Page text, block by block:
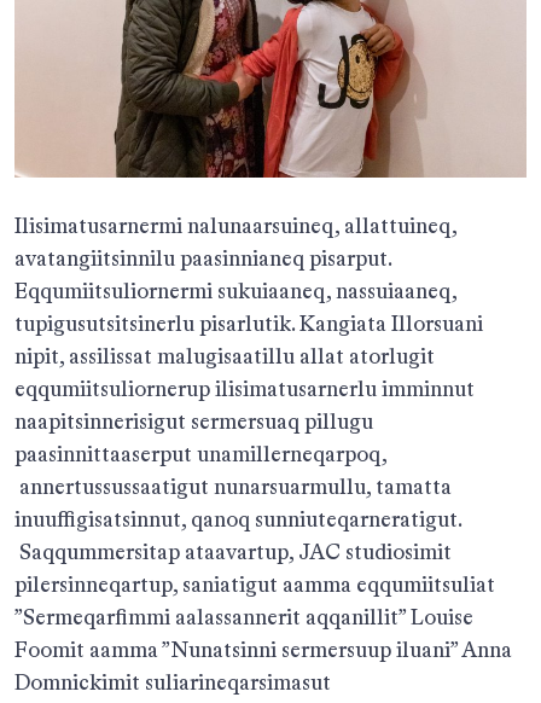
Ilisimatusarnermi nalunaarsuineq, allattuineq,
avatangiitsinnilu paasinnianeq pisarput.
Eqqumiitsuliornermi sukuiaaneq, nassuiaaneq,
tupigusutsitsinerlu pisarlutik. Kangiata Illorsuani
nipit, assilissat malugisaatillu allat atorlugit
eqqumiitsuliornerup ilisimatusarnerlu imminnut
naapitsinnerisigut sermersuaq pillugu
paasinnittaaserput unamillerneqarpoq,
annertussussaatigut nunarsuarmullu, tamatta
inuuffigisatsinnut, qanoq sunniuteqarneratigut.
Saqqummersitap ataavartup, JAC studiosimit
pilersinneqartup, saniatigut aamma eqqumiitsuliat
”Sermeqarfimmi aalassannerit aqqanillit” Louise
Foomit aamma ”Nunatsinni sermersuup iluani” Anna
Domnickimit suliarineqarsimasut